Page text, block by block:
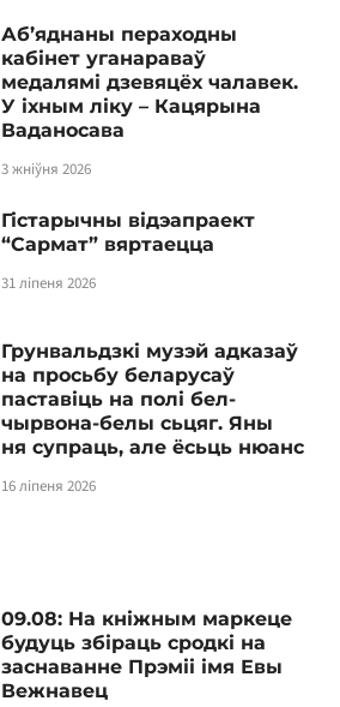
Аб’яднаны пераходны
кабінет уганараваў
медалямі дзевяцёх чалавек.
У іхным ліку – Кацярына
Ваданосава
3 жніўня 2026
Гістарычны відэапраект
“Сармат” вяртаецца
31 ліпеня 2026
Грунвальдзкі музэй адказаў
на просьбу беларусаў
паставіць на полі бел-
чырвона-белы сьцяг. Яны
ня супраць, але ёсьць нюанс
16 ліпеня 2026
09.08: На кніжным маркеце
будуць збіраць сродкі на
заснаванне Прэміі імя Евы
Вежнавец